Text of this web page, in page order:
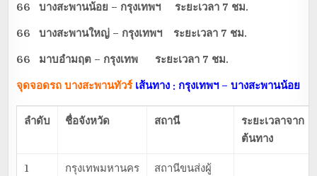
66 บางสะพานน้อย – กรุงเทพฯ ระยะเวลา 7 ชม.
66 บางสะพานใหญ่ – กรุงเทพฯ ระยะเวลา 7 ชม.
66 มาบอำมฤต – กรุงเทพ ระยะเวลา 7 ชม.
จุดจอดรถ บางสะพานทัวร์ เส้นทาง : กรุงเทพฯ – บางสะพานน้อย
ลำดับ ชื่อจังหวัด สถานี
ระยะเวลาจาก
ต้นทาง
1 กรุงเทพมหานคร
สถานีขนส่งผู้